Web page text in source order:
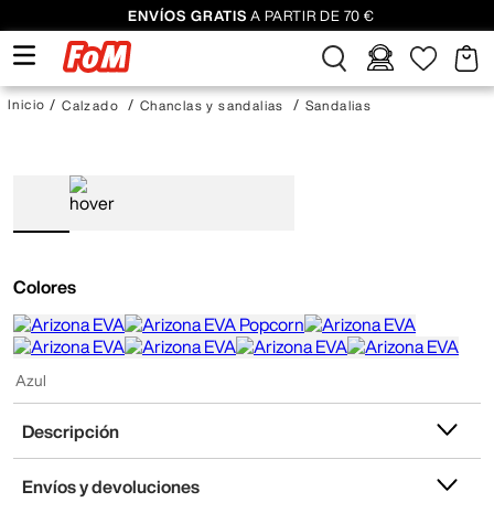
ENVÍOS GRATIS A PARTIR DE 70 €
Calzado Chanclas y sandalias Sandalias
Colores
Azul
Descripción
Envíos y devoluciones